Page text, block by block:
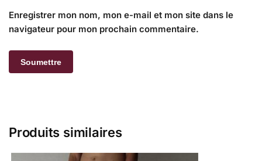
Enregistrer mon nom, mon e-mail et mon site dans le
navigateur pour mon prochain commentaire.
Produits similaires